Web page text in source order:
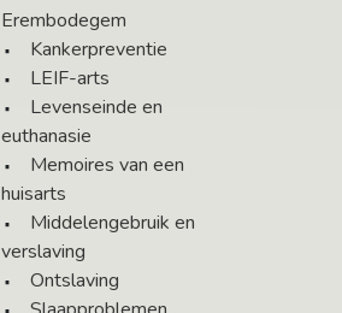
Erembodegem
Kankerpreventie
LEIF-arts
Levenseinde en
euthanasie
Memoires van een
huisarts
Middelengebruik en
verslaving
Ontslaving